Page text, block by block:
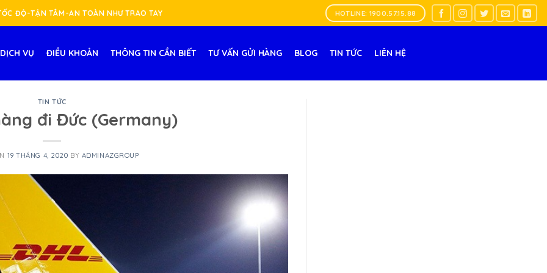
ĐỘ-TẬN TÂM-AN TOÀN NHƯ TRAO TAY HOTLINE: 1900.57.15.88
DỊCH VỤ ĐIỀU KHOẢN THÔNG TIN CẦN BIẾT TƯ VẤN GỬI HÀNG BLOG TIN TỨC LIÊN HỆ
TIN TỨC
đi Đức (Germany)
19 THÁNG 4, 2020 BY ADMINAZGROUP